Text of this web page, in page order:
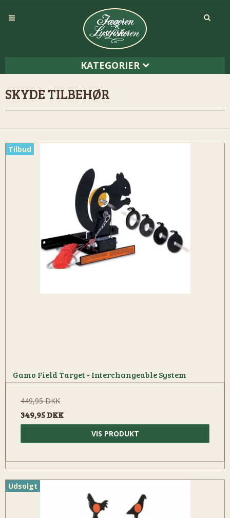
KATEGORIER
SKYDE TILBEHØR
Tilbud
Gamo Field Target - Interchangeable System
449,95 DKK
349,95 DKK
VIS PRODUKT
Udsolgt